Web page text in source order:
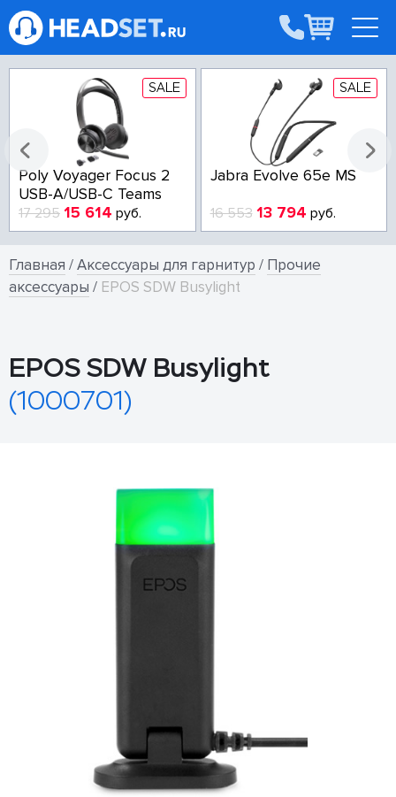
SALE
Poly Voyager Focus 2
USB-A/USB-C Teams
17 295 15 614 руб.
SALE
Jabra Evolve 65e MS
16 553 13 794 руб.
Главная /Аксессуары для гарнитур / Прочие
аксессуары / EPOS SDW Busylight
EPOS SDW Busylight
(1000701)